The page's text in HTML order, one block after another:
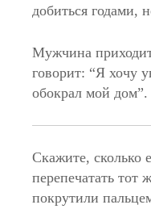
добиться годами,
Мужчина
говорит: “Я хочу
обокрал мой дом”.
Скажите, сколько
перепечатать тот
покрутили